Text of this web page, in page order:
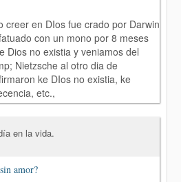
creer en DIos fue crado por Darwin
con un mono por 8 meses
Dios no existia y veniamos del
Nietzsche al otro dia de
ke DIos no existia, ke
etc.,
en la vida.
amor?